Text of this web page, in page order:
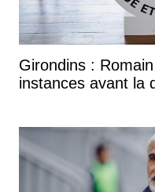
Girondins :
instances avant la